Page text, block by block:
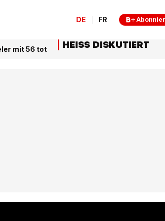
DE FR
mit 56 tot HEISS DISKUTIERT